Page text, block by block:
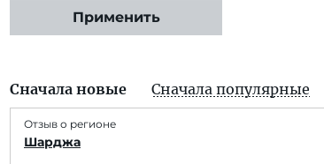
Применить
Сначала новые Сначала популярные
Отзыв о регионе
Шарджа